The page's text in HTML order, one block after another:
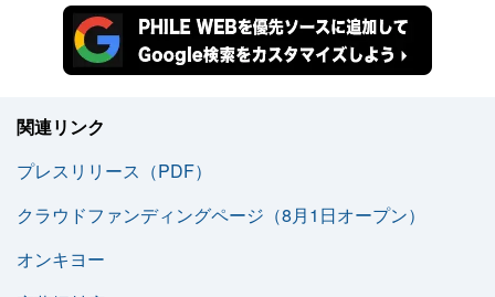
関連リンク
プレスリリース（PDF）
クラウドファンディングページ（8月1日オープン）
オンキヨー